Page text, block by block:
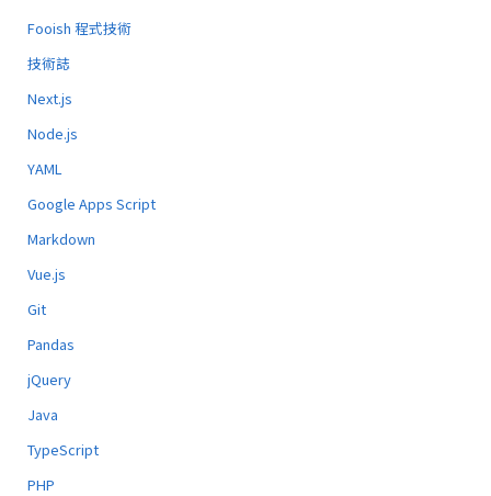
Fooish 程式技術
技術誌
Next.js
Node.js
YAML
Google Apps Script
Markdown
Vue.js
Git
Pandas
jQuery
Java
TypeScript
PHP